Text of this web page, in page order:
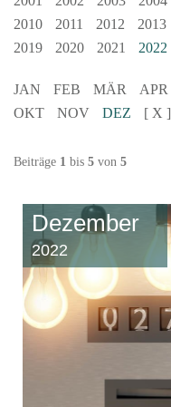
2010
2011 2012 2013
2019
2020 2021 2022
JAN FEB MÄR APR
OKT
NOV DEZ [ X ]
Beiträge 1 bis 5 von 5
Dezember
2022